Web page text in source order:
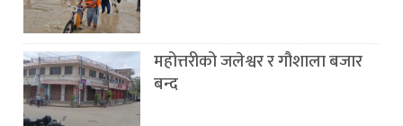
महोत्तरीको जलेश्वर र गौशाला बजार
बन्द